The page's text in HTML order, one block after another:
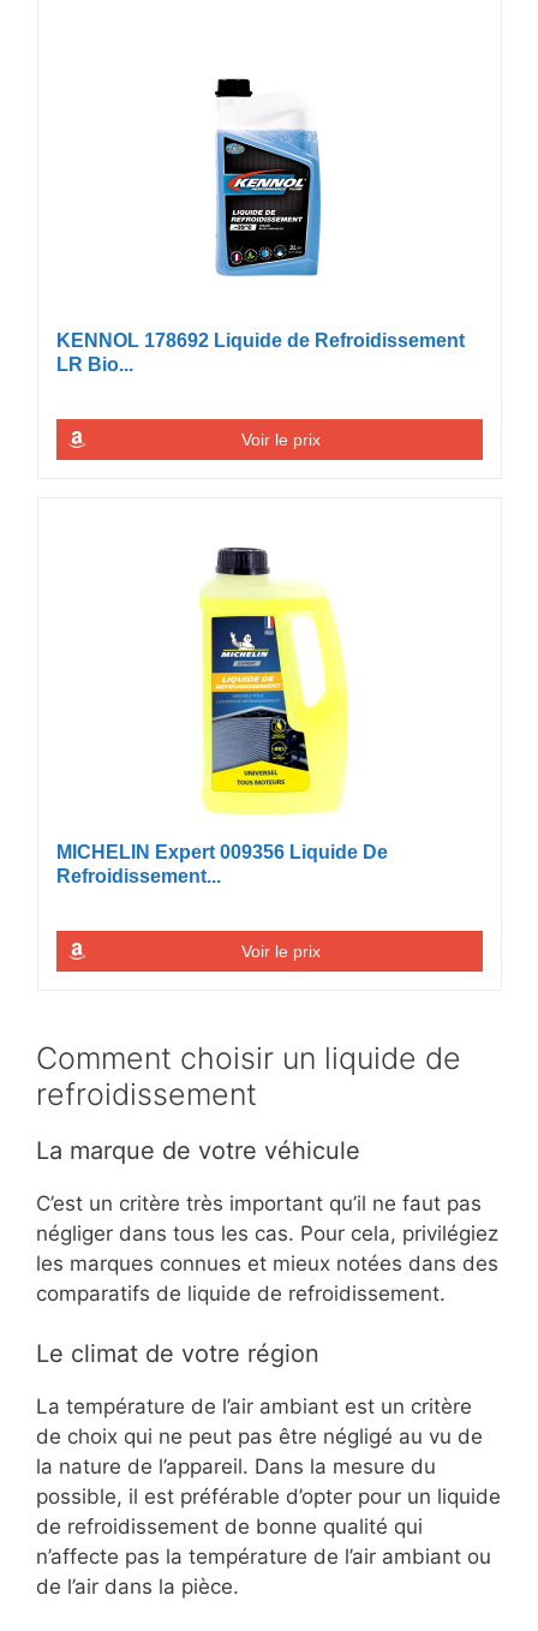
KENNOL 178692 Liquide de Refroidissement
LR Bio...
Voir le prix
MICHELIN Expert 009356 Liquide De
Refroidissement...
Voir le prix
Comment choisir un liquide de
refroidissement
La marque de votre véhicule
C’est un critère très important qu’il ne faut pas
négliger dans tous les cas. Pour cela, privilégiez
les marques connues et mieux notées dans des
comparatifs de liquide de refroidissement.
Le climat de votre région
La température de l’air ambiant est un critère
de choix qui ne peut pas être négligé au vu de
la nature de l’appareil. Dans la mesure du
possible, il est préférable d’opter pour un liquide
de refroidissement de bonne qualité qui
n’affecte pas la température de l’air ambiant ou
de l’air dans la pièce.